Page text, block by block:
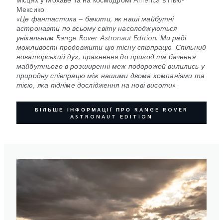
Мексико:
«Це фантастика — бачити, як наші майбутні
астронавти по всьому світу насолоджуються
унікальним Range Rover Astronaut Edition. Ми раді
можливості продовжити цю тісну співпрацю. Спільний
новаторський дух, прагнення до пригод та бачення
майбутнього в розширенні меж подорожей вилились у
природну співпрацю між нашими двома компаніями та
тією, яка підніме дослідження на нові висоти».
БІЛЬШЕ ІНФОРМАЦІЇ ПРО RANGE ROVER
ASTRONAUT EDITION